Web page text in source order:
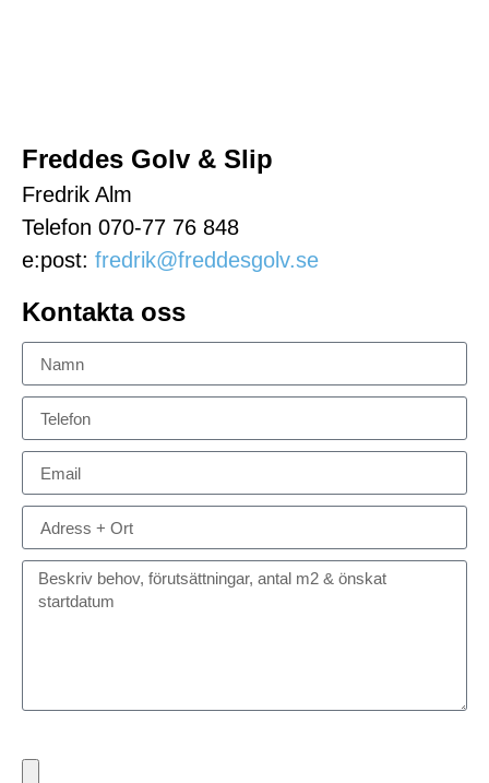
Freddes Golv & Slip
Fredrik Alm
Telefon 070-77 76 848
e:post: fredrik@freddesgolv.se
Kontakta oss